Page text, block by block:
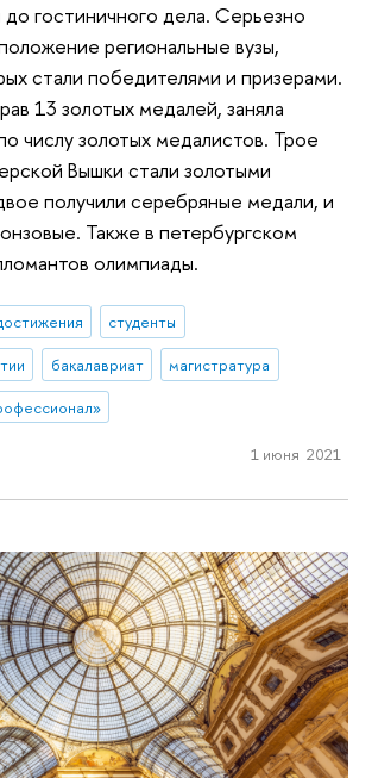
гостиничного дела. Серьезно
региональные вузы,
стали победителями и призерами.
13 золотых медалей, заняла
числу золотых медалистов. Трое
Вышки стали золотыми
получили серебряные медали, и
Также в петербургском
олимпиады.
студенты
бакалавриат
магистратура
1 июня 2021